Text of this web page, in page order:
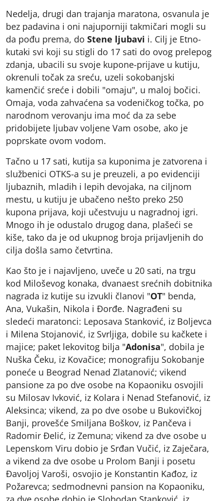
Nedelja, drugi dan trajanja maratona, osvanula je
bez padavina i oni najuporniji takmičari mogli su
da pođu prema, do Stene ljubavi i. Cilj je Etno-
kutaki svi koji su stigli do 17 sati do ovog prelepog
zdanja, ubacili su svoje kupone-prijave u kutiju,
okrenuli točak za sreću, uzeli sokobanjski
kamenčić sreće i dobili "omaju", u maloj bočici.
Omaja, voda zahvaćena sa vodeničkog točka, po
narodnom verovanju ima moć da za sebe
pridobijete ljubav voljene Vam osobe, ako je
poprskate ovom vodom.
Tačno u 17 sati, kutija sa kuponima je zatvorena i
službenici OTKS-a su je preuzeli, a po evidenciji
ljubaznih, mladih i lepih devojaka, na ciljnom
mestu, u kutiju je ubačeno nešto preko 250
kupona prijava, koji učestvuju u nagradnoj igri.
Mnogo ih je odustalo drugog dana, plašeći se
kiše, tako da je od ukupnog broja prijavljenih do
cilja došla samo četvrtina.
Kao što je i najavljeno, uveče u 20 sati, na trgu
kod Miloševog konaka, dvanaest srećnih dobitnika
nagrada iz kutije su izvukli članovi "OT" benda,
Ana, Vukašin, Nikola i Đorđe. Nagrađeni su
sledeći maratonci: Leposava Stanković, iz Boljevca
i Milena Stojanović, iz Svrljiga, dobile su kačkete i
majice; paket lekovitog bilja "Adonisa", dobila je
Nuška Čeku, iz Kovačice; monografiju Sokobanje
poneće u Beograd Nenad Zlatanović; vikend
pansione za po dve osobe na Kopaoniku osvojili
su Milosav Ivković, iz Kolara i Nenad Stefanović, iz
Aleksinca; vikend, za po dve osobe u Bukovičkoj
Banji, provešće Smiljana Boškov, iz Pančeva i
Radomir Đelić, iz Zemuna; vikend za dve osobe u
Lepenskom Viru dobio je Srđan Vučić, iz Zaječara,
a vikend za dve osobe u Prolom Banji i posetu
Đavoljoj Varoši, osvojio je Konstantin Kađoz, iz
Požarevca; sedmodnevni pansion na Kopaoniku,